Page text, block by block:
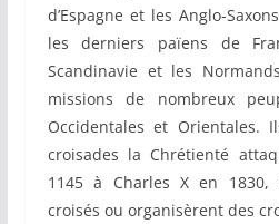
d’Espagne et les Anglo-
les derniers païens de
Scandinavie et les
missions de nombreux
Occidentales et Orientales.
croisades la Chrétienté
1145 à Charles X en
croisés ou organisèrent des